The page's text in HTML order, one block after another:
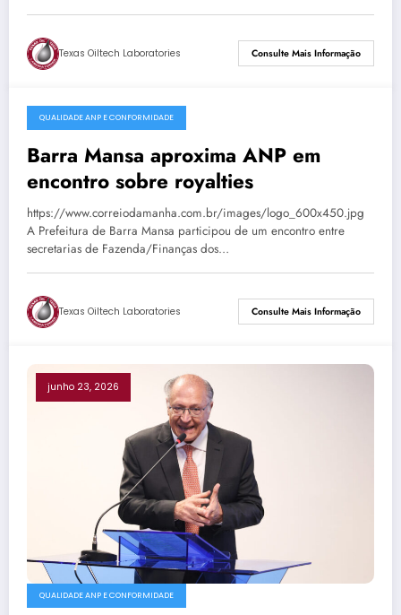
Texas Oiltech Laboratories Consulte Mais Informação
junho 25, 2026
QUALIDADE ANP E CONFORMIDADE
Barra Mansa aproxima ANP em
encontro sobre royalties
https://www.correiodamanha.com.br/images/logo_600x450.jpg
A Prefeitura de Barra Mansa participou de um encontro entre
secretarias de Fazenda/Finanças dos…
Texas Oiltech Laboratories Consulte Mais Informação
junho 23, 2026
QUALIDADE ANP E CONFORMIDADE